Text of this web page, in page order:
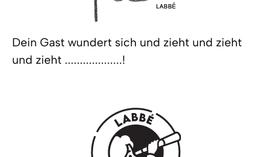
Dein Gast wundert sich und zieht und zieht
und zieht ...................!